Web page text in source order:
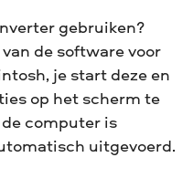
gebruiken?
de software voor
je start deze en
op het scherm te
computer is
uitgevoerd.